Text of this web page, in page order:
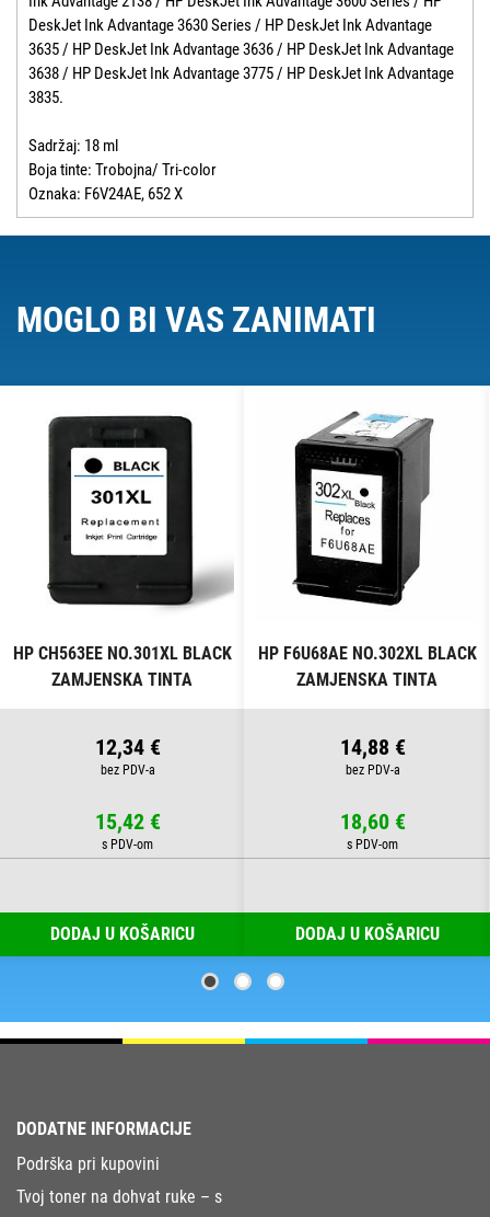
DeskJet Ink Advantage 3630 Series / HP DeskJet Ink Advantage
3635 / HP DeskJet Ink Advantage 3636 / HP DeskJet Ink Advantage
3638 / HP DeskJet Ink Advantage 3775 / HP DeskJet Ink Advantage
3835.
Sadržaj: 18 ml
Boja tinte: Trobojna/ Tri-color
Oznaka: F6V24AE, 652 X
MOGLO BI VAS ZANIMATI
HP CH563EE NO.301XL BLACK
ZAMJENSKA TINTA
12,34 €
15,42 €
DODAJ U KOŠARICU
HP F6U68AE NO.302XL BLACK
ZAMJENSKA TINTA
14,88 €
18,60 €
DODAJ U KOŠARICU
DODATNE INFORMACIJE
Podrška pri kupovini
Tvoj toner na dohvat ruke – s